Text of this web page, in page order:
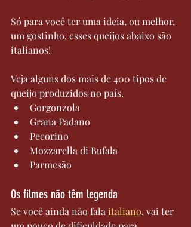
Só para você ter uma ideia, ou melhor,
um gostinho, esses queijos abaixo são
italianos!
Veja alguns dos mais de 400 tipos de
queijo produzidos no país.
Gorgonzola
Grana Padano
Pecorino
Mozzarella di Bufala
Parmesão
Os filmes não têm legenda
Se você ainda não fala italiano, vai ter